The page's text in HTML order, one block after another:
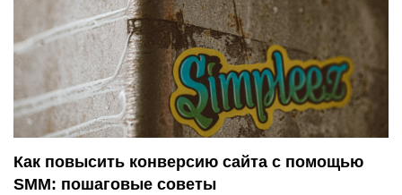
и
с
я
м
Как повысить конверсию сайта с помощью
SMM: пошаговые советы